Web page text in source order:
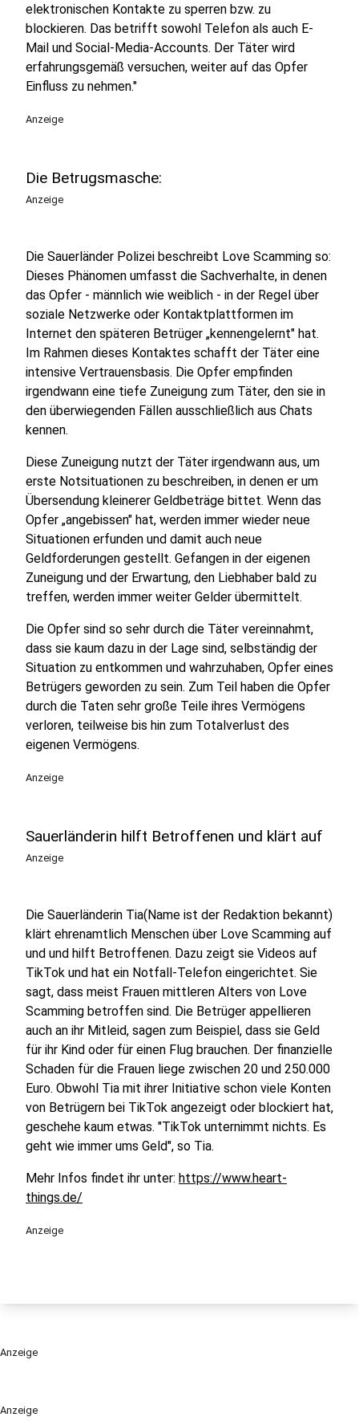
Anzeige
elektronischen Kontakte zu sperren bzw. zu
blockieren. Das betrifft sowohl Telefon als auch E-
Mail und Social-Media-Accounts. Der Täter wird
erfahrungsgemäß versuchen, weiter auf das Opfer
Einfluss zu nehmen."
Anzeige
Die Betrugsmasche:
Anzeige
Die Sauerländer Polizei beschreibt Love Scamming so:
Dieses Phänomen umfasst die Sachverhalte, in denen
das Opfer - männlich wie weiblich - in der Regel über
soziale Netzwerke oder Kontaktplattformen im
Internet den späteren Betrüger „kennengelernt" hat.
Im Rahmen dieses Kontaktes schafft der Täter eine
intensive Vertrauensbasis. Die Opfer empfinden
irgendwann eine tiefe Zuneigung zum Täter, den sie in
den überwiegenden Fällen ausschließlich aus Chats
kennen.
Diese Zuneigung nutzt der Täter irgendwann aus, um
erste Notsituationen zu beschreiben, in denen er um
Übersendung kleinerer Geldbeträge bittet. Wenn das
Opfer „angebissen" hat, werden immer wieder neue
Situationen erfunden und damit auch neue
Geldforderungen gestellt. Gefangen in der eigenen
Zuneigung und der Erwartung, den Liebhaber bald zu
treffen, werden immer weiter Gelder übermittelt.
Die Opfer sind so sehr durch die Täter vereinnahmt,
dass sie kaum dazu in der Lage sind, selbständig der
Situation zu entkommen und wahrzuhaben, Opfer eines
Betrügers geworden zu sein. Zum Teil haben die Opfer
durch die Taten sehr große Teile ihres Vermögens
verloren, teilweise bis hin zum Totalverlust des
eigenen Vermögens.
Anzeige
Sauerländerin hilft Betroffenen und klärt auf
Anzeige
Die Sauerländerin Tia(Name ist der Redaktion bekannt)
klärt ehrenamtlich Menschen über Love Scamming auf
und und hilft Betroffenen. Dazu zeigt sie Videos auf
TikTok und hat ein Notfall-Telefon eingerichtet. Sie
sagt, dass meist Frauen mittleren Alters von Love
Scamming betroffen sind. Die Betrüger appellieren
auch an ihr Mitleid, sagen zum Beispiel, dass sie Geld
für ihr Kind oder für einen Flug brauchen. Der finanzielle
Schaden für die Frauen liege zwischen 20 und 250.000
Euro. Obwohl Tia mit ihrer Initiative schon viele Konten
von Betrügern bei TikTok angezeigt oder blockiert hat,
geschehe kaum etwas. "TikTok unternimmt nichts. Es
geht wie immer ums Geld", so Tia.
Mehr Infos findet ihr unter: https://www.heart-
things.de/
Anzeige
Anzeige